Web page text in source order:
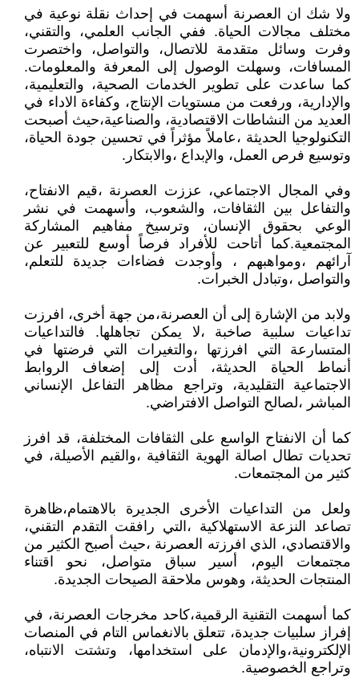
ولا شك ان العصرنة أسهمت في إحداث نقلة نوعية في
مختلف مجالات الحياة. ففي الجانب العلمي، والتقني،
وفرت وسائل متقدمة للاتصال، والتواصل، واختصرت
المسافات، وسهلت الوصول إلى المعرفة والمعلومات.
كما ساعدت على تطوير الخدمات الصحية، والتعليمية،
والإدارية، ورفعت من مستويات الإنتاج، وكفاءة الاداء في
العديد من النشاطات الاقتصادية، والصناعية،حيث أصبحت
التكنولوجيا الحديثة ،عاملاً مؤثراً في تحسين جودة الحياة،
وتوسيع فرص العمل، والإبداع ،والابتكار.
وفي المجال الاجتماعي، عززت العصرنة ،قيم الانفتاح،
والتفاعل بين الثقافات، والشعوب، وأسهمت في نشر
الوعي بحقوق الإنسان، وترسيخ مفاهيم المشاركة
المجتمعية.كما أتاحت للأفراد فرصاً أوسع للتعبير عن
آرائهم ،ومواهبهم ، وأوجدت فضاءات جديدة للتعلم،
والتواصل ،وتبادل الخبرات.
ولابد من الإشارة إلى أن العصرنة،من جهة أخرى، افرزت
تداعيات سلبية صاخبة ،لا يمكن تجاهلها. فالتداعيات
المتسارعة التي افرزتها ،والتغيرات التي فرضتها في
أنماط الحياة الحديثة، أدت إلى إضعاف الروابط
الاجتماعية التقليدية، وتراجع مظاهر التفاعل الإنساني
المباشر ،لصالح التواصل الافتراضي.
كما أن الانفتاح الواسع على الثقافات المختلفة، قد افرز
تحديات تطال اصالة الهوية الثقافية ،والقيم الأصيلة، في
كثير من المجتمعات.
ولعل من التداعيات الأخرى الجديرة بالاهتمام،ظاهرة
تصاعد النزعة الاستهلاكية ،التي رافقت التقدم التقني،
والاقتصادي، الذي افرزته العصرنة ،حيث أصبح الكثير من
مجتمعات اليوم، أسير سباق متواصل، نحو اقتناء
المنتجات الحديثة، وهوس ملاحقة الصيحات الجديدة.
كما أسهمت التقنية الرقمية،كاحد مخرجات العصرنة، في
إفراز سلبيات جديدة، تتعلق بالانغماس التام في المنصات
الإلكترونية،والإدمان على استخدامها، وتشتت الانتباه،
وتراجع الخصوصية.